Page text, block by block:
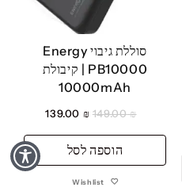
סוללת גיבוי Energy
PB10000 | קיבולת
10000mAh
₪
149.00
המחיר
היה:
₪ 149.00.
₪
המחיר
הוא:
₪ 139.00.
הוספה לסל
Wishlist